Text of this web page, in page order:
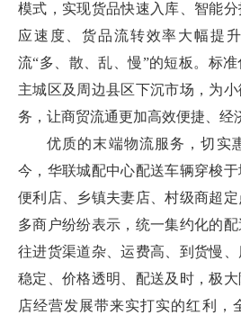
模式，实现货品快速入库、智能
应速度、货品流转效率大幅提
流“多、散、乱、慢”的短板。标
主城区及周边县区下沉市场，为
务，让商贸流通更加高效便捷、经
优质的末端物流服务，切实
今，华联城配中心配送车辆穿梭
便利店、乡镇夫妻店、村级商超
多商户纷纷表示，统一集约化的
往进货渠道杂、运费高、到货慢
稳定、价格透明、配送及时，极
店经营发展带来实打实的红利，